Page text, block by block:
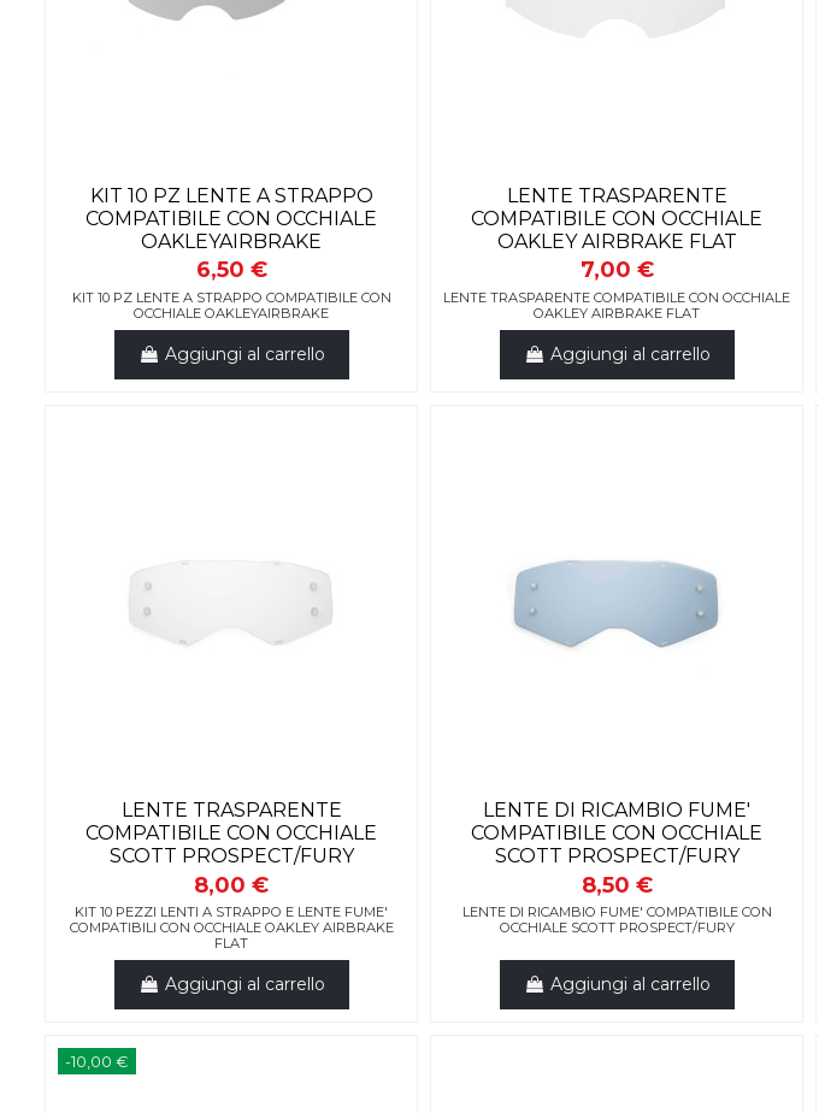
KIT 10 PZ LENTE A STRAPPO
COMPATIBILE CON OCCHIALE
OAKLEYAIRBRAKE
6,50 €
KIT 10 PZ LENTE A STRAPPO COMPATIBILE CON
OCCHIALE OAKLEYAIRBRAKE
Aggiungi al carrello
LENTE TRASPARENTE
COMPATIBILE CON OCCHIALE
OAKLEY AIRBRAKE FLAT
7,00 €
LENTE TRASPARENTE COMPATIBILE CON OCCHIALE
OAKLEY AIRBRAKE FLAT
Aggiungi al carrello
LENTE TRASPARENTE
COMPATIBILE CON OCCHIALE
SCOTT PROSPECT/FURY
8,00 €
KIT 10 PEZZI LENTI A STRAPPO E LENTE FUME'
COMPATIBILI CON OCCHIALE OAKLEY AIRBRAKE
FLAT
Aggiungi al carrello
LENTE DI RICAMBIO FUME'
COMPATIBILE CON OCCHIALE
SCOTT PROSPECT/FURY
8,50 €
LENTE DI RICAMBIO FUME' COMPATIBILE CON
OCCHIALE SCOTT PROSPECT/FURY
Aggiungi al carrello
-10,00 €